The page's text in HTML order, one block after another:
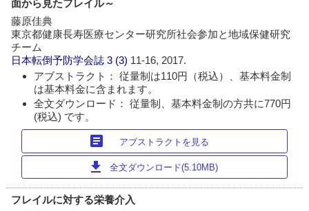
面から見たフレイル～
藤原佳典
東京都健康長寿医療センター研究所社会参加と地域保健研究
チーム
日本転倒予防学会誌 3 (3) 11-16, 2017.
アブストラクト： 従量制は110円（税込）、基本料金制
は基本料金に含まれます。
全文ダウンロード： 従量制、基本料金制の方共に770円
(税込) です。
article アブストラクトを見る
download 全文ダウンロード(5.10MB)
フレイルに対する栄養介入